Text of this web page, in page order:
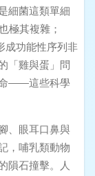
細菌這類單細
極其複雜；
成功能性序列非
「雞與蛋」問
命——這些科學
、眼耳口鼻與
，哺乳類動物
隕石撞擊。人